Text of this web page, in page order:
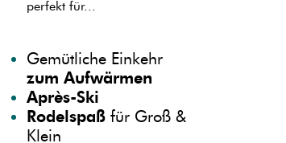
perfekt für...
Gemütliche Einkehr
zum Aufwärmen
Après-Ski
Rodelspaßfür Groß &
Klein